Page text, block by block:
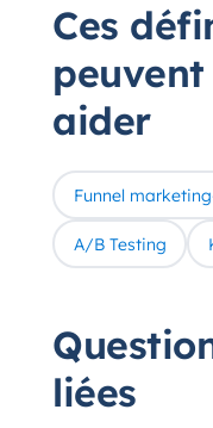
Ces
aider
Funnel
A/B Testing
liées